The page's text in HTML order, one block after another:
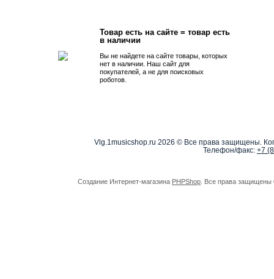
Товар есть на сайте = товар есть
в наличии
Вы не найдете на сайте товары, которых
нет в наличии. Наш сайт для
покупателей, а не для поисковых
роботов.
Vlg.1musicshop.ru 2026 © Все права защищены.
Телефон/факс: +7
Создание Интернет-магазина PHPShop . Все права защищены